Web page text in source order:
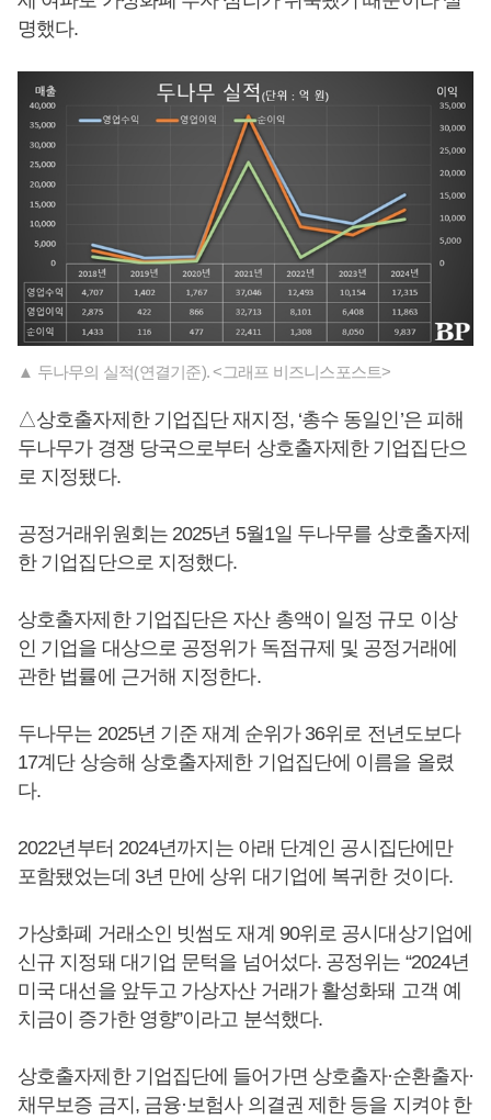
명했다.
▲ 두나무의 실적(연결기준). <그래프 비즈니스포스트>
△상호출자제한 기업집단 재지정, ‘총수 동일인’은 피해
두나무가 경쟁 당국으로부터 상호출자제한 기업집단으
로 지정됐다.
공정거래위원회는 2025년 5월1일 두나무를 상호출자제
한 기업집단으로 지정했다.
상호출자제한 기업집단은 자산 총액이 일정 규모 이상
인 기업을 대상으로 공정위가 독점규제 및 공정거래에
관한 법률에 근거해 지정한다.
두나무는 2025년 기준 재계 순위가 36위로 전년도보다
17계단 상승해 상호출자제한 기업집단에 이름을 올렸
다.
2022년부터 2024년까지는 아래 단계인 공시집단에만
포함됐었는데 3년 만에 상위 대기업에 복귀한 것이다.
가상화폐 거래소인 빗썸도 재계 90위로 공시대상기업에
신규 지정돼 대기업 문턱을 넘어섰다. 공정위는 “2024년
미국 대선을 앞두고 가상자산 거래가 활성화돼 고객 예
치금이 증가한 영향”이라고 분석했다.
상호출자제한 기업집단에 들어가면 상호출자·순환출자·
채무보증 금지, 금융·보험사 의결권 제한 등을 지켜야 한